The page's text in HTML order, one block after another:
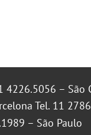
4226.5056 –
Tel. 11
– São Paulo